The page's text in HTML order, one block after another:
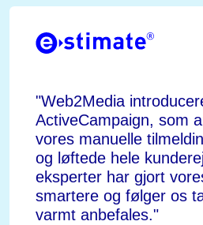
logo
"Web2Media
ActiveCampaign, som
vores manuelle
og løftede hele
eksperter har gjort
smartere og følger os
varmt anbefales."